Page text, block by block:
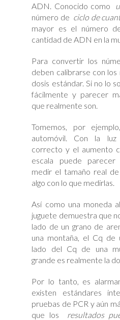
ADN. Conocido como
número de ciclo de
mayor es el número
cantidad de ADN en la
Para convertir los
deben calibrarse con
dosis estándar. Si no lo
fácilmente y parecer
que realmente son.
Tomemos, por
automóvil. Con la
correcto y el aumento
escala puede
medir el tamaño real
algo con lo que medirlas.
Así como una moneda
juguete demuestra que
lado de un grano de
una montaña, el Cq de
lado del Cq de una
grande es realmente la
Por lo tanto, es
existen estándares
pruebas de PCR y aún
que los
resultados